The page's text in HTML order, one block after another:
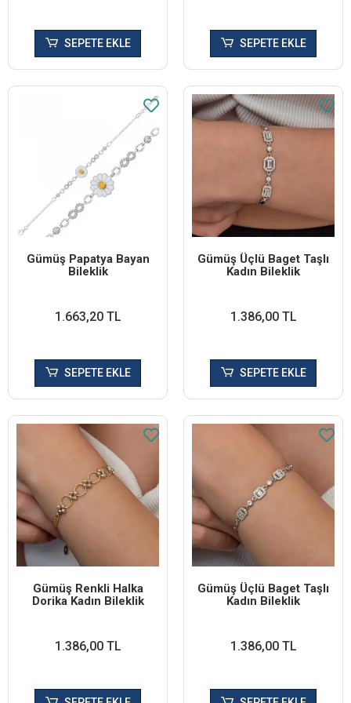
SEPETE EKLE SEPETE EKLE
Gümüş Papatya Bayan
Bileklik
1.663,20 TL
SEPETE EKLE
Gümüş Üçlü Baget Taşlı
Kadın Bileklik
1.386,00 TL
SEPETE EKLE
Gümüş Renkli Halka
Dorika Kadın Bileklik
1.386,00 TL
Gümüş Üçlü Baget Taşlı
Kadın Bileklik
1.386,00 TL